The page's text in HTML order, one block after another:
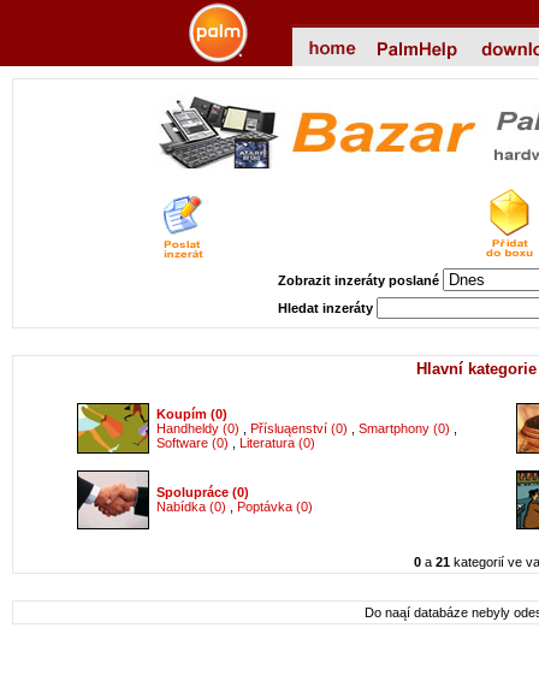
Zobrazit inzeráty poslané
Hledat inzeráty
Hlavní
Koupím (0)
Handheldy (0)
Přísluąenství (0) Smartphony (0)
Software (0)
Literatura (0)
Spolupráce (0)
Nabídka (0)
Poptávka (0)
0a21kategorií ve
Do naąí databáze nebyly